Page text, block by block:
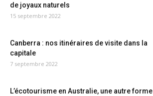
de joyaux naturels
15 septembre 2022
Canberra : nos itinéraires de visite dans la
capitale
7 septembre 2022
L’écotourisme en Australie, une autre forme